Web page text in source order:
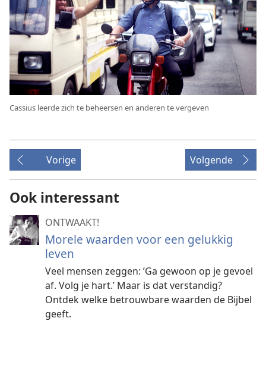
Cassius leerde zich te beheersen en anderen te vergeven
Vorige Volgende
Ook interessant
ONTWAAKT!
Morele waarden voor een gelukkig
leven
Veel mensen zeggen: ’Ga gewoon op je gevoel
af. Volg je hart.’ Maar is dat verstandig?
Ontdek welke betrouwbare waarden de Bijbel
geeft.